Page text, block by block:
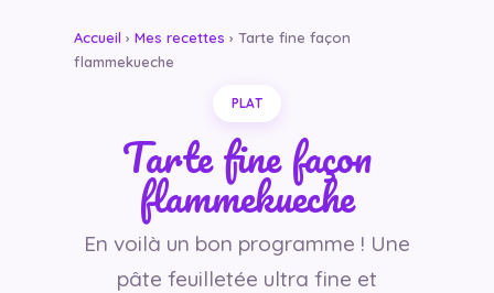
Accueil › Mes recettes › Tarte fine façon
flammekueche
PLAT
Tarte fine façon
flammekueche
En voilà un bon programme ! Une
pâte feuilletée ultra fine et